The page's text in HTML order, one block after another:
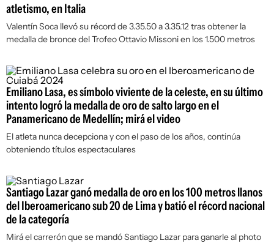
atletismo, en Italia
Valentín Soca llevó su récord de 3.35.50 a 3.35.12 tras obtener la
medalla de bronce del Trofeo Ottavio Missoni en los 1.500 metros
Emiliano Lasa, es símbolo viviente de la celeste, en su último
intento logró la medalla de oro de salto largo en el
Panamericano de Medellín; mirá el video
El atleta nunca decepciona y con el paso de los años, continúa
obteniendo títulos espectaculares
Santiago Lazar ganó medalla de oro en los 100 metros llanos
del Iberoamericano sub 20 de Lima y batió el récord nacional
de la categoría
Mirá el carrerón que se mandó Santiago Lazar para ganarle al photo